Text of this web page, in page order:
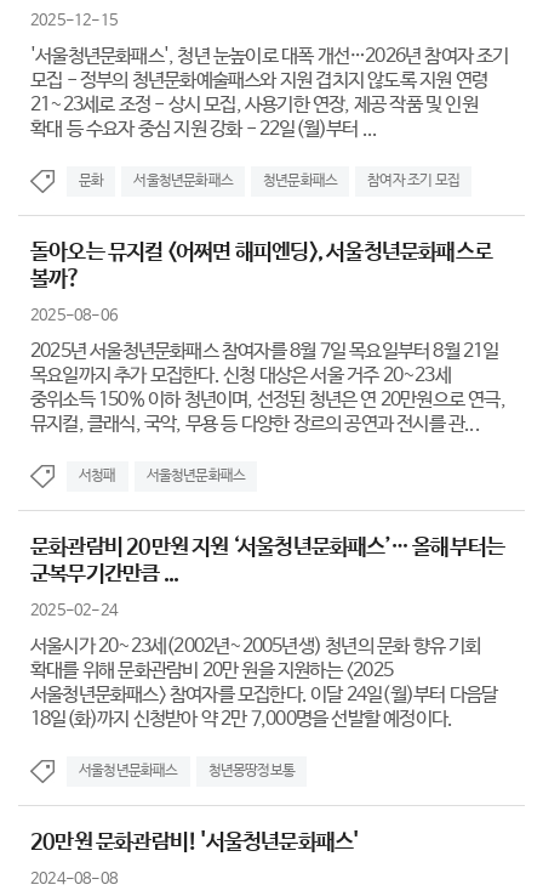
2025-12-15
'서울청년문화패스', 청년 눈높이로 대폭 개선…2026년 참여자 조기
모집 - 정부의 청년문화예술패스와 지원 겹치지 않도록 지원 연령
21~23세로 조정 - 상시 모집, 사용기한 연장, 제공 작품 및 인원
확대 등 수요자 중심 지원 강화 - 22일(월)부터 ...
문화 서울청년문화패스 청년문화패스 참여자 조기 모집
돌아오는 뮤지컬 <어쩌면 해피엔딩>, 서울청년문화패스로
볼까?
2025-08-06
2025년 서울청년문화패스 참여자를 8월 7일 목요일부터 8월 21일
목요일까지 추가 모집한다. 신청 대상은 서울 거주 20~23세
중위소득 150% 이하 청년이며, 선정된 청년은 연 20만원으로 연극,
뮤지컬, 클래식, 국악, 무용 등 다양한 장르의 공연과 전시를 관...
서청패 서울청년문화패스
문화관람비 20만원 지원 ‘서울청년문화패스’… 올해부터는
군복무기간만큼 ...
2025-02-24
서울시가 20~23세(2002년~2005년생) 청년의 문화 향유 기회
확대를 위해 문화관람비 20만 원을 지원하는 <2025
서울청년문화패스> 참여자를 모집한다. 이달 24일(월)부터 다음달
18일(화)까지 신청받아 약 2만 7,000명을 선발할 예정이다.
서울청년문화패스 청년몽땅정보통
20만원 문화관람비! '서울청년문화패스'
2024-08-08